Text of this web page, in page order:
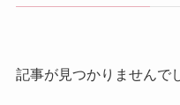
記事が見つかりませんで